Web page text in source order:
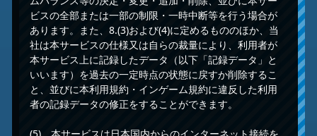
ビスの全部または一部の制限・一時中断等を行う場合が
あります。また、8.(3)および(4)に定めるもののほか、当
社は本サービスの仕様又は自らの裁量により、利用者が
本サービス上に記録したデータ（以下「記録データ」と
いいます）を過去の一定時点の状態に戻すか削除するこ
と、並びに本利用規約・インゲーム規約に違反した利用
者の記録データの修正をすることができます。